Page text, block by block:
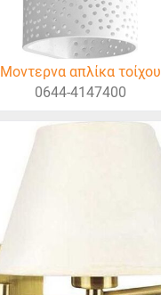
Μοντερνα απλίκα τοίχου
0644-4147400